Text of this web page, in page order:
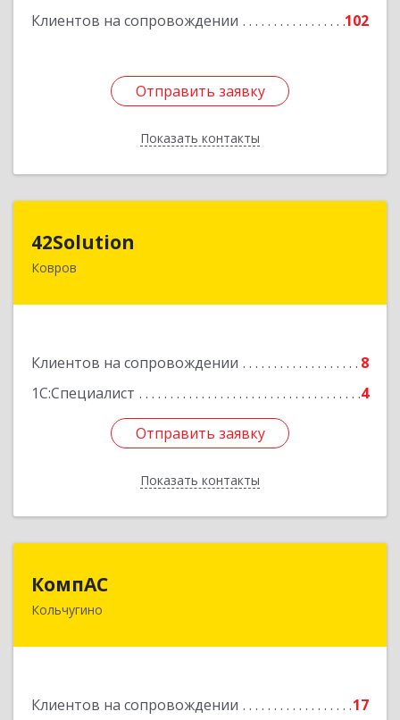
Клиентов на сопровождении 102
Отправить заявку
Показать контакты
Отправить заявку
Назад
42Solution
Ковров
Клиентов на сопровождении
8
1С:Специалист
4
Отправить заявку
Показать контакты
601967, Владимирская обл, муниципальный
Отправить заявку
Назад
КомпАС
Кольчугино
Клиентов на сопровождении 17
601782, Владимирская область, г.Кольчугино,